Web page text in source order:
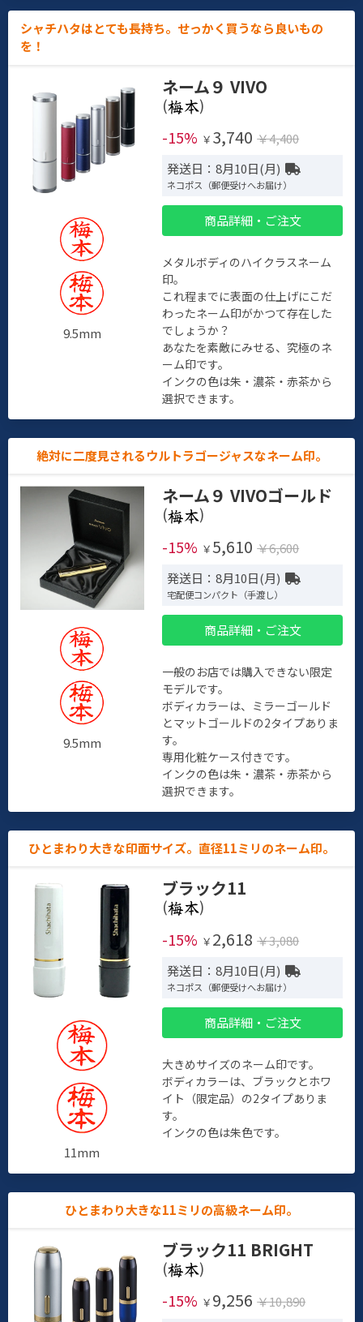
シャチハタはとても長持ち。せっかく買うなら良いもの
を！
9.5mm
ネーム９ VIVO
(
)
-15% ￥ 3,740 ￥4,400
発送日：8月10日(月)
ネコポス（郵便受けへお届け）
商品詳細・ご注文
メタルボディのハイクラスネーム
印。
これ程までに表面の仕上げにこだ
わったネーム印がかつて存在した
でしょうか？
あなたを素敵にみせる、究極のネ
ーム印です。
インクの色は朱・濃茶・赤茶から
選択できます。
絶対に二度見されるウルトラゴージャスなネーム印。
9.5mm
ネーム９ VIVOゴールド
(
)
-15% ￥ 5,610 ￥6,600
発送日：8月10日(月)
宅配便コンパクト（手渡し）
商品詳細・ご注文
一般のお店では購入できない限定
モデルです。
ボディカラーは、ミラーゴールド
とマットゴールドの2タイプありま
す。
専用化粧ケース付きです。
インクの色は朱・濃茶・赤茶から
選択できます。
ひとまわり大きな印面サイズ。直径11ミリのネーム印。
11mm
ブラック11
(
)
-15% ￥ 2,618 ￥3,080
発送日：8月10日(月)
ネコポス（郵便受けへお届け）
商品詳細・ご注文
大きめサイズのネーム印です。
ボディカラーは、ブラックとホワ
イト（限定品）の2タイプありま
す。
インクの色は朱色です。
ひとまわり大きな11ミリの高級ネーム印。
ブラック11 BRIGHT
(
)
-15% ￥ 9,256 ￥10,890